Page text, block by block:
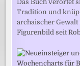
Das Buch verortet
Tradition und
archaischer
Figurenbild seit